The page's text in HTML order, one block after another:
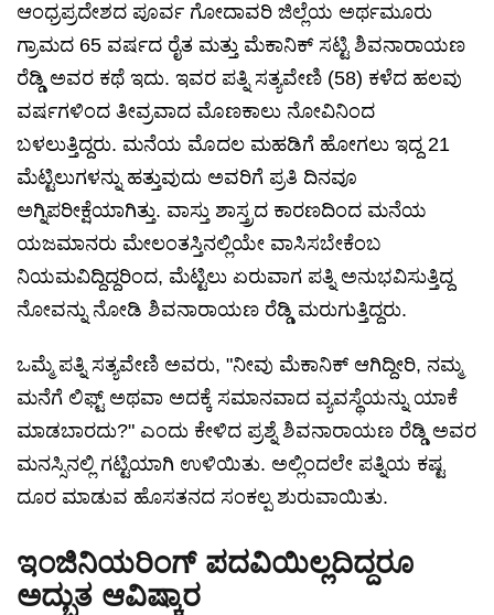
ಆಂಧ್ರಪ್ರದೇಶದ ಪೂರ್ವ ಗೋದಾವರಿ ಜಿಲ್ಲೆಯ ಅರ್ಥಮೂರು
ಗ್ರಾಮದ 65 ವರ್ಷದ ರೈತ ಮತ್ತು ಮೆಕಾನಿಕ್ ಸಟ್ಟಿ ಶಿವನಾರಾಯಣ
ರೆಡ್ಡಿ ಅವರ ಕಥೆ ಇದು. ಇವರ ಪತ್ನಿ ಸತ್ಯವೇಣಿ (58) ಕಳೆದ ಹಲವು
ವರ್ಷಗಳಿಂದ ತೀವ್ರವಾದ ಮೊಣಕಾಲು ನೋವಿನಿಂದ
ಬಳಲುತ್ತಿದ್ದರು. ಮನೆಯ ಮೊದಲ ಮಹಡಿಗೆ ಹೋಗಲು ಇದ್ದ 21
ಮೆಟ್ಟಿಲುಗಳನ್ನು ಹತ್ತುವುದು ಅವರಿಗೆ ಪ್ರತಿ ದಿನವೂ
ಅಗ್ನಿಪರೀಕ್ಷೆಯಾಗಿತ್ತು. ವಾಸ್ತು ಶಾಸ್ತ್ರದ ಕಾರಣದಿಂದ ಮನೆಯ
ಯಜಮಾನರು ಮೇಲಂತಸ್ತಿನಲ್ಲಿಯೇ ವಾಸಿಸಬೇಕೆಂಬ
ನಿಯಮವಿದ್ದಿದ್ದರಿಂದ, ಮೆಟ್ಟಿಲು ಏರುವಾಗ ಪತ್ನಿ ಅನುಭವಿಸುತ್ತಿದ್ದ
ನೋವನ್ನು ನೋಡಿ ಶಿವನಾರಾಯಣ ರೆಡ್ಡಿ ಮರುಗುತ್ತಿದ್ದರು.
ಒಮ್ಮೆ ಪತ್ನಿ ಸತ್ಯವೇಣಿ ಅವರು, "ನೀವು ಮೆಕಾನಿಕ್ ಆಗಿದ್ದೀರಿ, ನಮ್ಮ
ಮನೆಗೆ ಲಿಫ್ಟ್ ಅಥವಾ ಅದಕ್ಕೆ ಸಮಾನವಾದ ವ್ಯವಸ್ಥೆಯನ್ನು ಯಾಕೆ
ಮಾಡಬಾರದು?" ಎಂದು ಕೇಳಿದ ಪ್ರಶ್ನೆ ಶಿವನಾರಾಯಣ ರೆಡ್ಡಿ ಅವರ
ಮನಸ್ಸಿನಲ್ಲಿ ಗಟ್ಟಿಯಾಗಿ ಉಳಿಯಿತು. ಅಲ್ಲಿಂದಲೇ ಪತ್ನಿಯ ಕಷ್ಟ
ದೂರ ಮಾಡುವ ಹೊಸತನದ ಸಂಕಲ್ಪ ಶುರುವಾಯಿತು.
ಇಂಜಿನಿಯರಿಂಗ್ ಪದವಿಯಿಲ್ಲದಿದ್ದರೂ
ಅದ್ಭುತ ಆವಿಷ್ಕಾರ